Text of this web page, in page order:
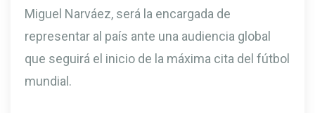
Miguel Narváez, será la encargada de
representar al país ante una audiencia global
que seguirá el inicio de la máxima cita del fútbol
mundial.